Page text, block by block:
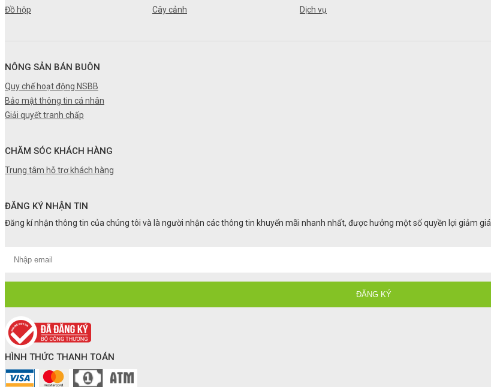
Đồ hộp
Cây cảnh
Dịch vụ
NÔNG SẢN BÁN BUÔN
Quy chế hoạt động NSBB
Bảo mật thông tin cá nhân
Giải quyết tranh chấp
CHĂM SÓC KHÁCH HÀNG
Trung tâm hỗ trợ khách hàng
ĐĂNG KÝ NHẬN TIN
Đăng kí nhận thông tin của chúng tôi và là người nhận các thông tin khuyến mãi nhanh nhất, được hưởng một số quyền lợi giảm
HÌNH THỨC THANH TOÁN